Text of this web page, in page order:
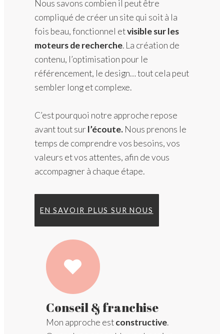
Nous savons combien il peut être
compliqué de créer un site qui soit à la
fois beau, fonctionnel etvisible sur les
moteurs de recherche. La création de
contenu, l’optimisation pour le
référencement, le design… tout cela peut
sembler long et complexe.
C’est pourquoi notre approche repose
avant tout sur l’écoute. Nous prenons le
temps de comprendre vos besoins, vos
valeurs et vos attentes, afin de vous
accompagner à chaque étape.
EN SAVOIR PLUS SUR NOUS
Conseil & franchise
Mon approche estconstructive.